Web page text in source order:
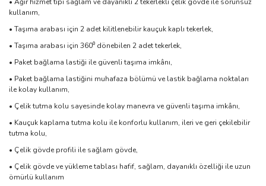
kullanım,
• Taşıma arabası için 2 adet kilitlenebilir kauçuk kaplı tekerlek,
• Taşıma arabası için 360⁰ dönebilen 2 adet tekerlek,
• Paket bağlama lastiği ile güvenli taşıma imkânı,
• Paket bağlama lastiğini muhafaza bölümü ve lastik bağlama noktaları
ile kolay kullanım,
• Çelik tutma kolu sayesinde kolay manevra ve güvenli taşıma imkânı,
• Kauçuk kaplama tutma kolu ile konforlu kullanım, ileri ve geri çekilebilir
tutma kolu,
• Çelik gövde profili ile sağlam gövde,
• Çelik gövde ve yükleme tablası hafif, sağlam, dayanıklı özelliği ile uzun
ömürlü kullanım